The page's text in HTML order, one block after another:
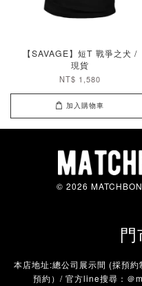
【SAVAGE】短T 戰爭之犬 /
現貨
NT$ 1,580
加入購物車
© 2026
本店地址:總公司展示間 (採預
預約）/ 官方line搜尋：＠